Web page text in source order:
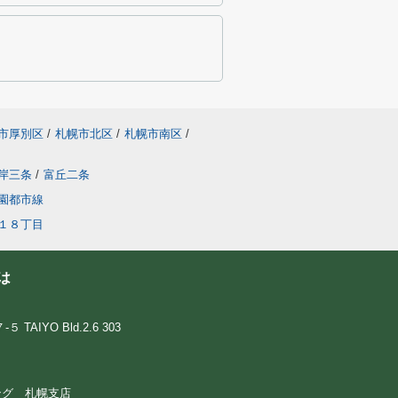
厚別区 / 札幌市北区 / 札幌市南区 /
三条 / 富丘二条
都市線
８丁目
５ TAIYO Bld.2.6 303
グ 札幌支店